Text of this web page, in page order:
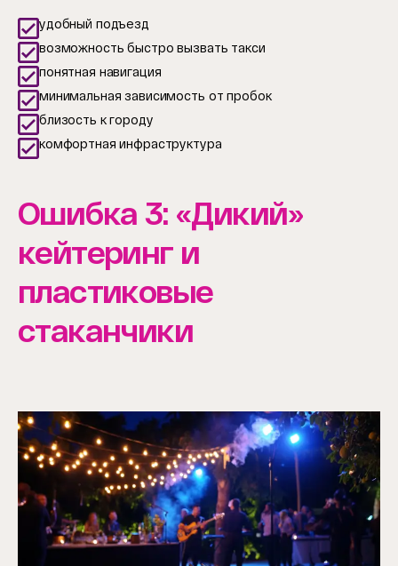
удобный подъезд
возможность быстро вызвать такси
понятная навигация
минимальная зависимость от пробок
близость к городу
комфортная инфраструктура
Ошибка 3: «Дикий»
кейтеринг и
пластиковые
стаканчики